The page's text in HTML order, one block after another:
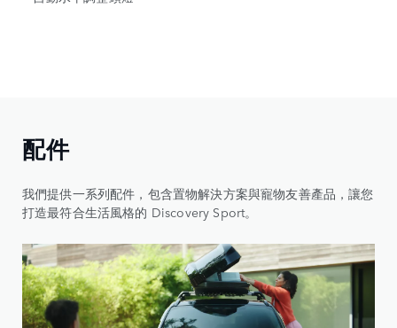
配件
我們提供一系列配件，包含置物解決方案與寵物友善產品，讓您
打造最符合生活風格的 Discovery Sport。